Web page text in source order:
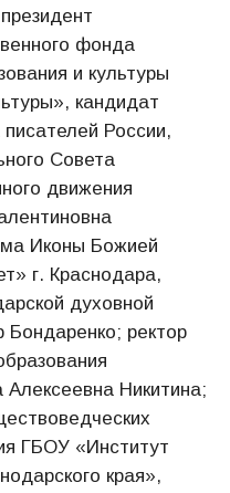
фонда
и культуры
кандидат
России,
Совета
движения
Иконы Божией
г. Краснодара,
духовной
ректор
Алексеевна Никитина;
ГБОУ «Институт
края»,